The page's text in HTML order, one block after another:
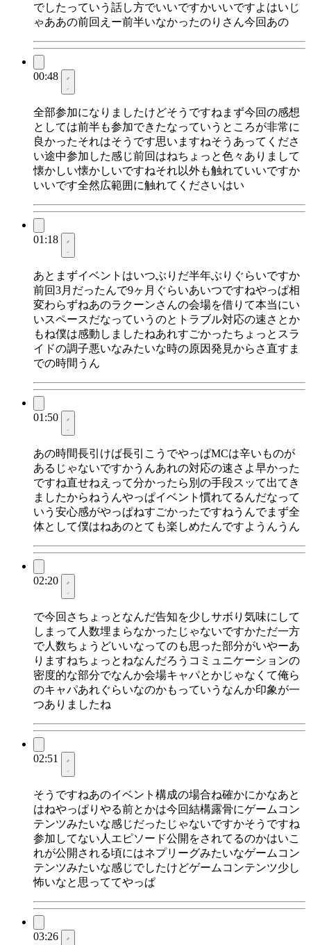
でしたっていう話し方でいいですかいいですよはいじ
ゃああの前回えー前半いなかったのりさん今回あの
00:48
全部参加になりましたけどそうですねまず今回の感想
としては前半も参加できたなっていうところが非常に
良かったそれはそうです思いますねそうあってくださ
い途中参加した感じ前回はねちょっと色々ありまして
懐かしい懐かしいですねそれ以外も触れていいですか
いいです全然広範囲に触れてくださいはい
01:18
あとまずイベントはいつぶりだ半年ぶりぐらいですか
前回3月だったんで9ヶ月ぐらいあいつですねやっぱ相
変わらずねあのラクーンさんの会場を借りて本当にい
いスペースだなっていうのとトラブル対応の速さとか
もね僕は感動しましたねあれすごかったちょっとスラ
イドの調子悪いなみたいな時の原因発見からさ直すま
での時間うん
01:50
あの時間長引けば長引こうでやっぱMCは辛いものが
あるじゃないですかうんあれの対応の速さよ早かった
ですね直せねえって分かったら別の手段スッて出てき
ましたからねうんやっぱイベント慣れてるんだなって
いう安心感がやっぱねすごかったですねうんでまず全
体として僕はねあのとても楽しめたんですようんうん
02:20
で今回さちょっとなんだ告知を少しサボり気味にして
しまって人数埋まらなかったじゃないですかただ一方
で人数ちょうどいいなってのも思った部分がいやーあ
りますねちょっとねなんだろうコミュニケーションの
密度的な部分でなんか会場キャパとかじゃなくて俺ら
のキャパあれぐらいなのかもっていうなんか印象が一
つありましたね
02:51
そうですねあのイベント構成の場合ね確かにかなあと
はねやっぱりやる前とかは今回結構露骨にゲームコン
テンツみたいな感じだったじゃないですかそうですね
参加してない人エピソード公開をされてるのかはいこ
れが公開される頃にはネプリーグみたいなゲームコン
テンツみたいな感じでしたけどゲームコンテンツ少し
怖いなと思っててやっぱ
03:26